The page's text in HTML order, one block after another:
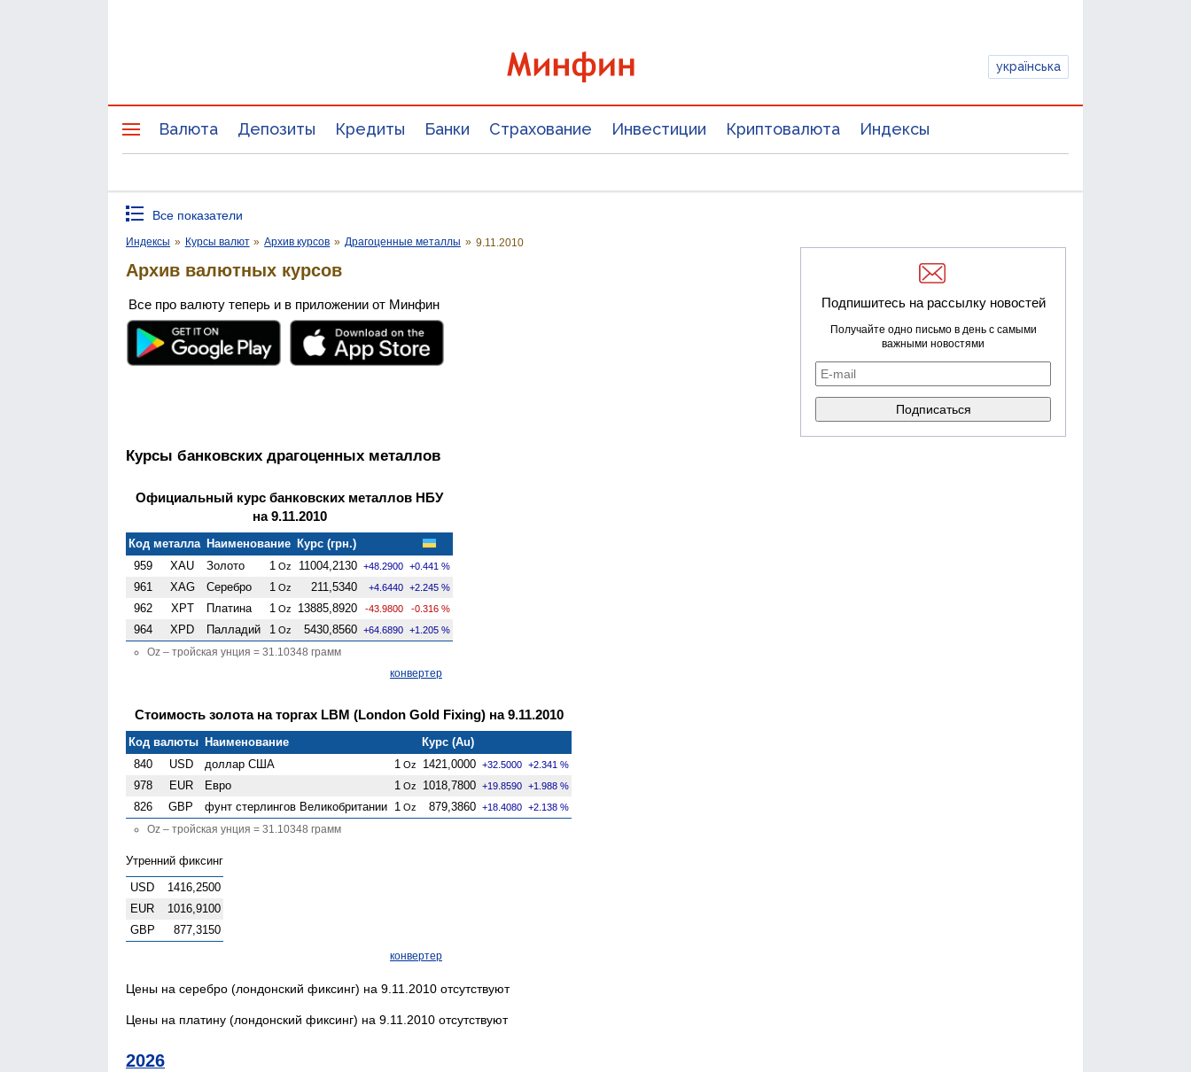
українська
Валюта Депозиты Кредиты Банки Страхование Инвестиции Криптовалюта Индексы
Все показатели
Индексы » Курсы валют » Архив курсов » Драгоценные металлы » 9.11.2010
Архив валютных курсов
Все про валюту теперь и в приложении от Минфин
Курсы банковских драгоценных металлов
Официальный курс банковских металлов НБУ
на 9.11.2010
Код металла Наименование Курс (грн.)
959
XAU Золото 1 Oz 11004,2130 +48.2900 +0.441 %
961 XAG Серебро 1 Oz 211,5340 +4.6440 +2.245 %
962 XPT Платина 1 Oz 13885,8920 -43.9800 -0.316 %
964 XPD Палладий 1 Oz 5430,8560 +64.6890 +1.205 %
Oz – тройская унция = 31.10348 грамм
конвертер
Стоимость золота на торгах LBM (London Gold Fixing) на 9.11.2010
Код валюты Наименование
Курс (Au)
840
USD доллар США 1 Oz 1421,0000 +32.5000 +2.341 %
978 EUR Евро 1 Oz 1018,7800 +19.8590 +1.988 %
826 GBP фунт стерлингов Велико­британии 1 Oz 879,3860 +18.4080 +2.138 %
Oz – тройская унция = 31.10348 грамм
Утренний фиксинг
USD
1416,2500
EUR
1016,9100
GBP
877,3150
конвертер
Цены на серебро (лондонский фиксинг) на 9.11.2010 отсутствуют
Цены на платину (лондонский фиксинг) на 9.11.2010 отсутствуют
2026
Подпишитесь на рассылку новостей
Получайте одно письмо в день с самыми
важными новостями